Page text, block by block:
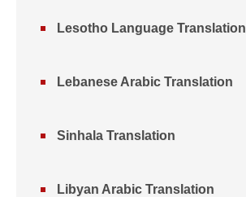
Lesotho Language Translation
Lebanese Arabic Translation
Sinhala Translation
Libyan Arabic Translation